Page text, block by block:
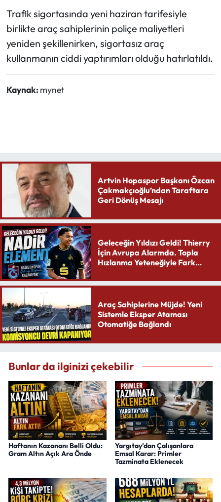
Trafik sigortasında yeni haziran tarifesiyle
birlikte araç sahiplerinin poliçe maliyetleri
yeniden şekillenirken, sigortasız araç
kullanmanın ciddi yaptırımları olduğu hatırlatıldı.
Kaynak: mynet
Artvin Hopaspor Başkanı Özcan
Çakmakçıoğlu’ndan Taraftara
Geri Dönüş Mesajı
Geleceğin Yıldızı Geldi! Thierry
İçin Avrupa Alarmda. Topla
Hızlanma Yeteneğiyle Fark
Araç Sahiplerine Müjde! Yeni
Sistemle Eksper Ataması
Otomatiğe Bağlandı
Bunlar da ilginizi çekebilir
Haftanın Kazananı Belli Oldu:
Gram Altın Açık Ara Önde
Yargıtay’dan Çalışanlara
Emsal Karar: Primler
Tazminata Eklenecek